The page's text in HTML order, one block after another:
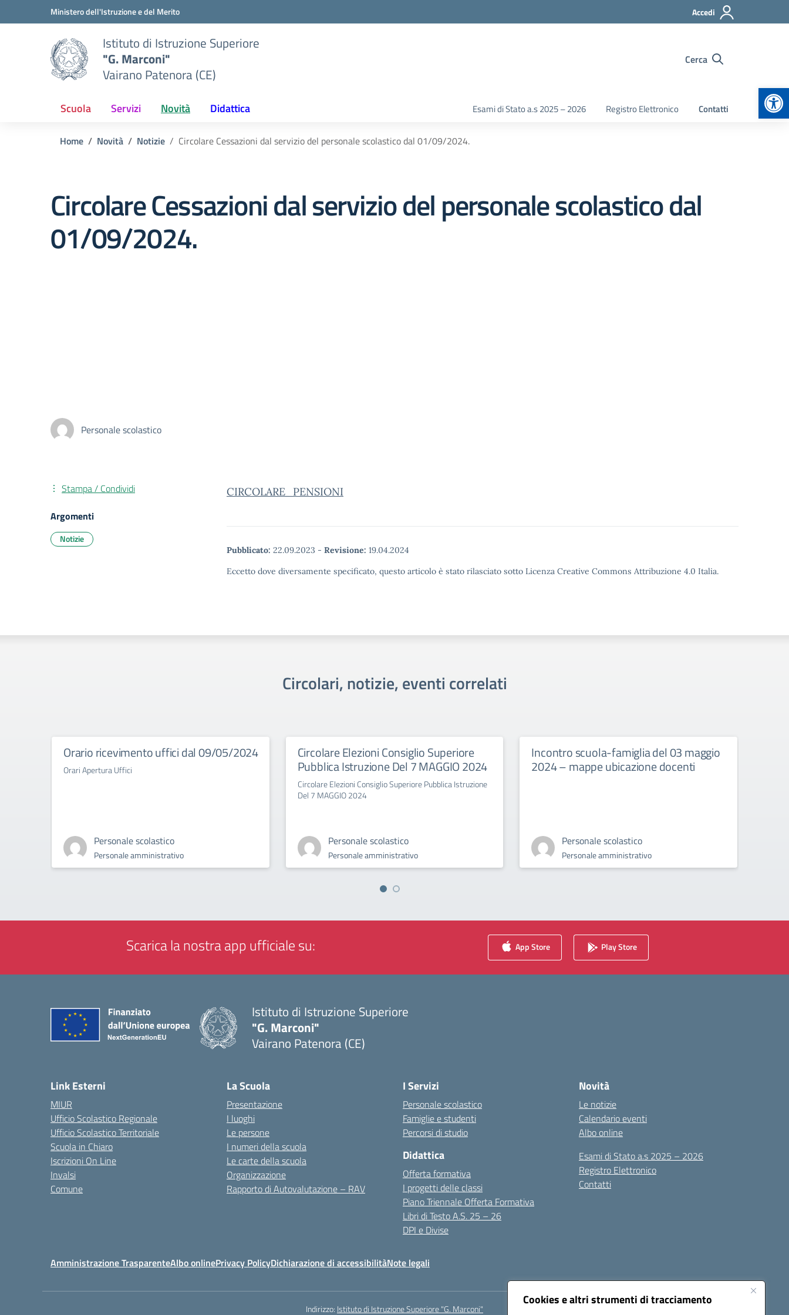
Cookies e altri strumenti di tracciamento
Vai ai contenuti
Vai al menu di navigazioneMinistero dell'Istruzione e del Merito Accedi
Istituto di Istruzione Superiore
"G. Marconi"
Vairano Patenora (CE)
Cerca
Scuola Servizi Novità Didattica Esami di Stato a.s 2025 – 2026 Registro Elettronico Contatti
Home Novità Notizie Circolare Cessazioni dal servizio del personale scolastico dal 01/09/2024.
Circolare Cessazioni dal servizio del personale scolastico dal
01/09/2024.
Personale scolastico
CIRCOLARE_PENSIONI
Pubblicato: 22.09.2023 - Revisione: 19.04.2024
Eccetto dove diversamente specificato, questo articolo è stato rilasciato sotto Licenza Creative Commons Attribuzione 4.0 Italia.
Stampa / Condividi
Argomenti
Notizie
Circolari, notizie, eventi correlati
Orario ricevimento uffici dal 09/05/2024
Orari Apertura Uffici
Personale scolastico
Personale amministrativo
Circolare Elezioni Consiglio Superiore
Pubblica Istruzione Del 7 MAGGIO 2024
Circolare Elezioni Consiglio Superiore Pubblica Istruzione
Del 7 MAGGIO 2024
Personale scolastico
Personale amministrativo
Incontro scuola-famiglia del 03 maggio
2024 – mappe ubicazione docenti
Personale scolastico
Personale amministrativo
Scarica la nostra app ufficiale su: App Store Play Store
Istituto di Istruzione Superiore
"G. Marconi"
Vairano Patenora (CE)
Link Esterni
MIUR
Ufficio Scolastico Regionale
Ufficio Scolastico Territoriale
Scuola in Chiaro
Iscrizioni On Line
Invalsi
Comune
La Scuola
Presentazione
I luoghi
Le persone
I numeri della scuola
Le carte della scuola
Organizzazione
Rapporto di Autovalutazione – RAV
I Servizi
Personale scolastico
Famiglie e studenti
Percorsi di studio
Didattica
Offerta formativa
I progetti delle classi
Piano Triennale Offerta Formativa
Libri di Testo A.S. 25 – 26
DPI e Divise
Novità
Le notizie
Calendario eventi
Albo online
Esami di Stato a.s 2025 – 2026
Registro Elettronico
Contatti
Amministrazione TrasparenteAlbo onlinePrivacy PolicyDichiarazione di accessibilitàNote legali
Indirizzo: Istituto di Istruzione Superiore "G. Marconi"